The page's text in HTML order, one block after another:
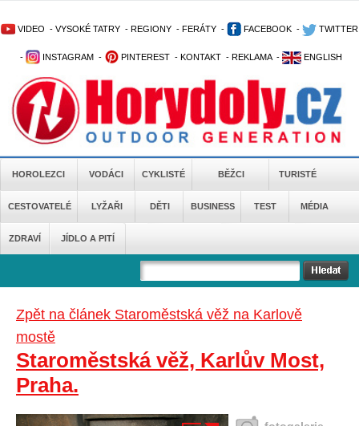
VIDEO - VYSOKÉ TATRY - REGIONY - FERÁTY - FACEBOOK - TWITTER
- INSTAGRAM - PINTEREST - KONTAKT - REKLAMA - ENGLISH
HOROLEZCI VODÁCI CYKLISTÉ BĚŽCI TURISTÉ
CESTOVATELÉ LYŽAŘI DĚTI BUSINESS TEST MÉDIA
ZDRAVÍ JÍDLO A PITÍ
Zpět na článek Staroměstská věž na Karlově
mostě
Staroměstská věž, Karlův Most,
Praha.